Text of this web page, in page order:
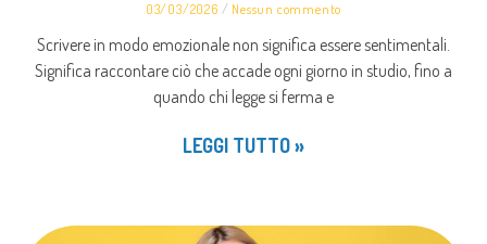
03/03/2026 Nessun commento
Scrivere in modo emozionale non significa essere sentimentali.
Significa raccontare ciò che accade ogni giorno in studio, fino a
quando chi legge si ferma e
LEGGI TUTTO »